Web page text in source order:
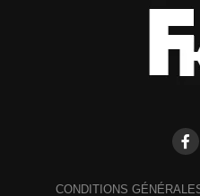
CONDITIONS